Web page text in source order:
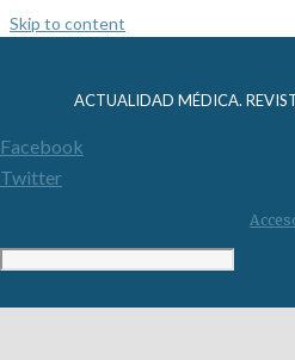
Skip to content
ACTUALIDAD MÉDICA.
Facebook
Twitter